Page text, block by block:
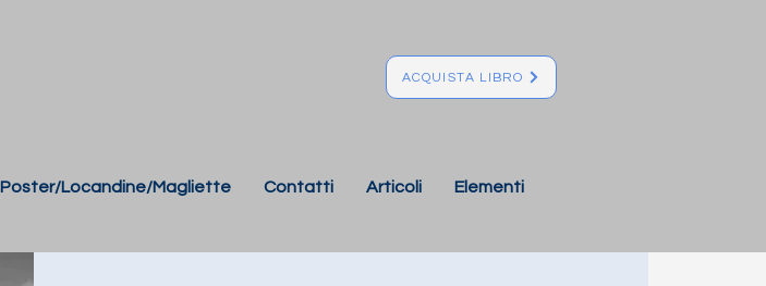
ACQUISTA LIBRO
Poster/Locandine/Magliette Contatti Articoli Elementi